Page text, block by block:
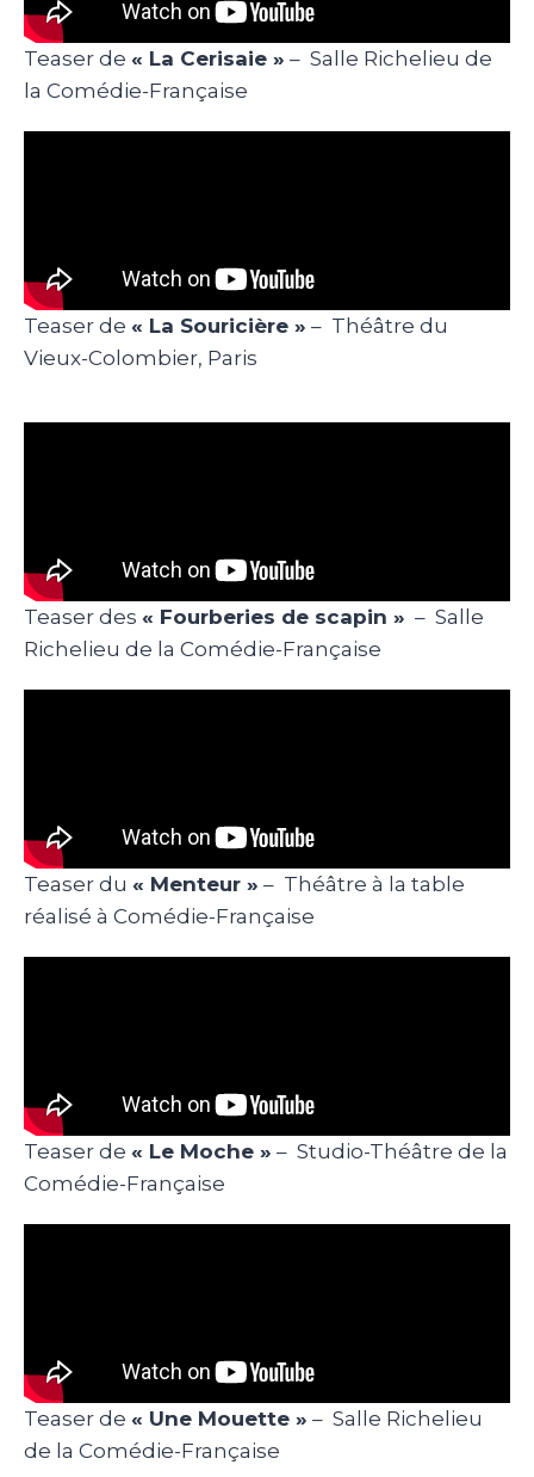
Teaser de « La Cerisaie » – Salle Richelieu de
la Comédie-Française
Teaser de « La Souricière » – Théâtre du
Vieux-Colombier, Paris
Teaser des « Fourberies de scapin » – Salle
Richelieu de la Comédie-Française
Teaser du « Menteur » – Théâtre à la table
réalisé à Comédie-Française
Teaser de « Le Moche » – Studio-Théâtre de la
Comédie-Française
Teaser de « Une Mouette » – Salle Richelieu
de la Comédie-Française